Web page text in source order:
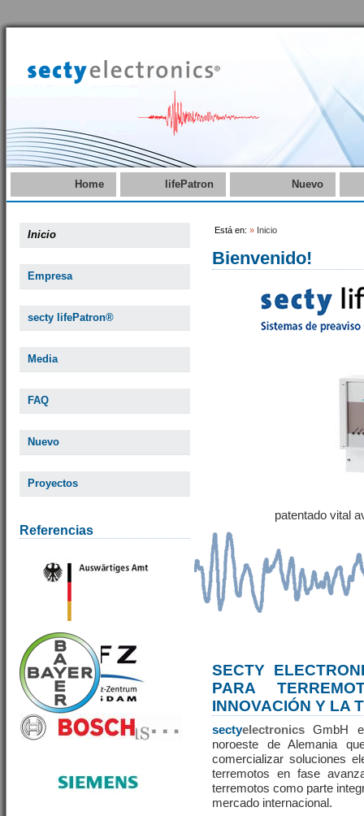
Home lifePatron Nuevo
Inicio
Empresa
secty lifePatron®
Media
FAQ
Nuevo
Proyectos
Referencias
Está en: » Inicio
Bienvenido!
patentado vital
SECTY
PARA
INNOVACIÓN Y LA
sectyelectronics GmbH
noroeste de Alemania
comercializar soluciones
terremotos en fase
terremotos como parte
mercado internacional.